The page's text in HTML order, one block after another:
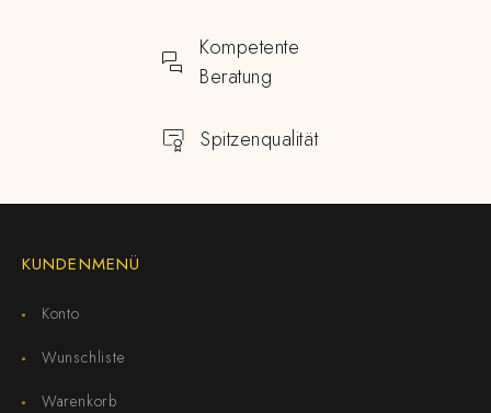
Kompetente
Beratung
Spitzenqualität
KUNDENMENÜ
Konto
Wunschliste
Warenkorb